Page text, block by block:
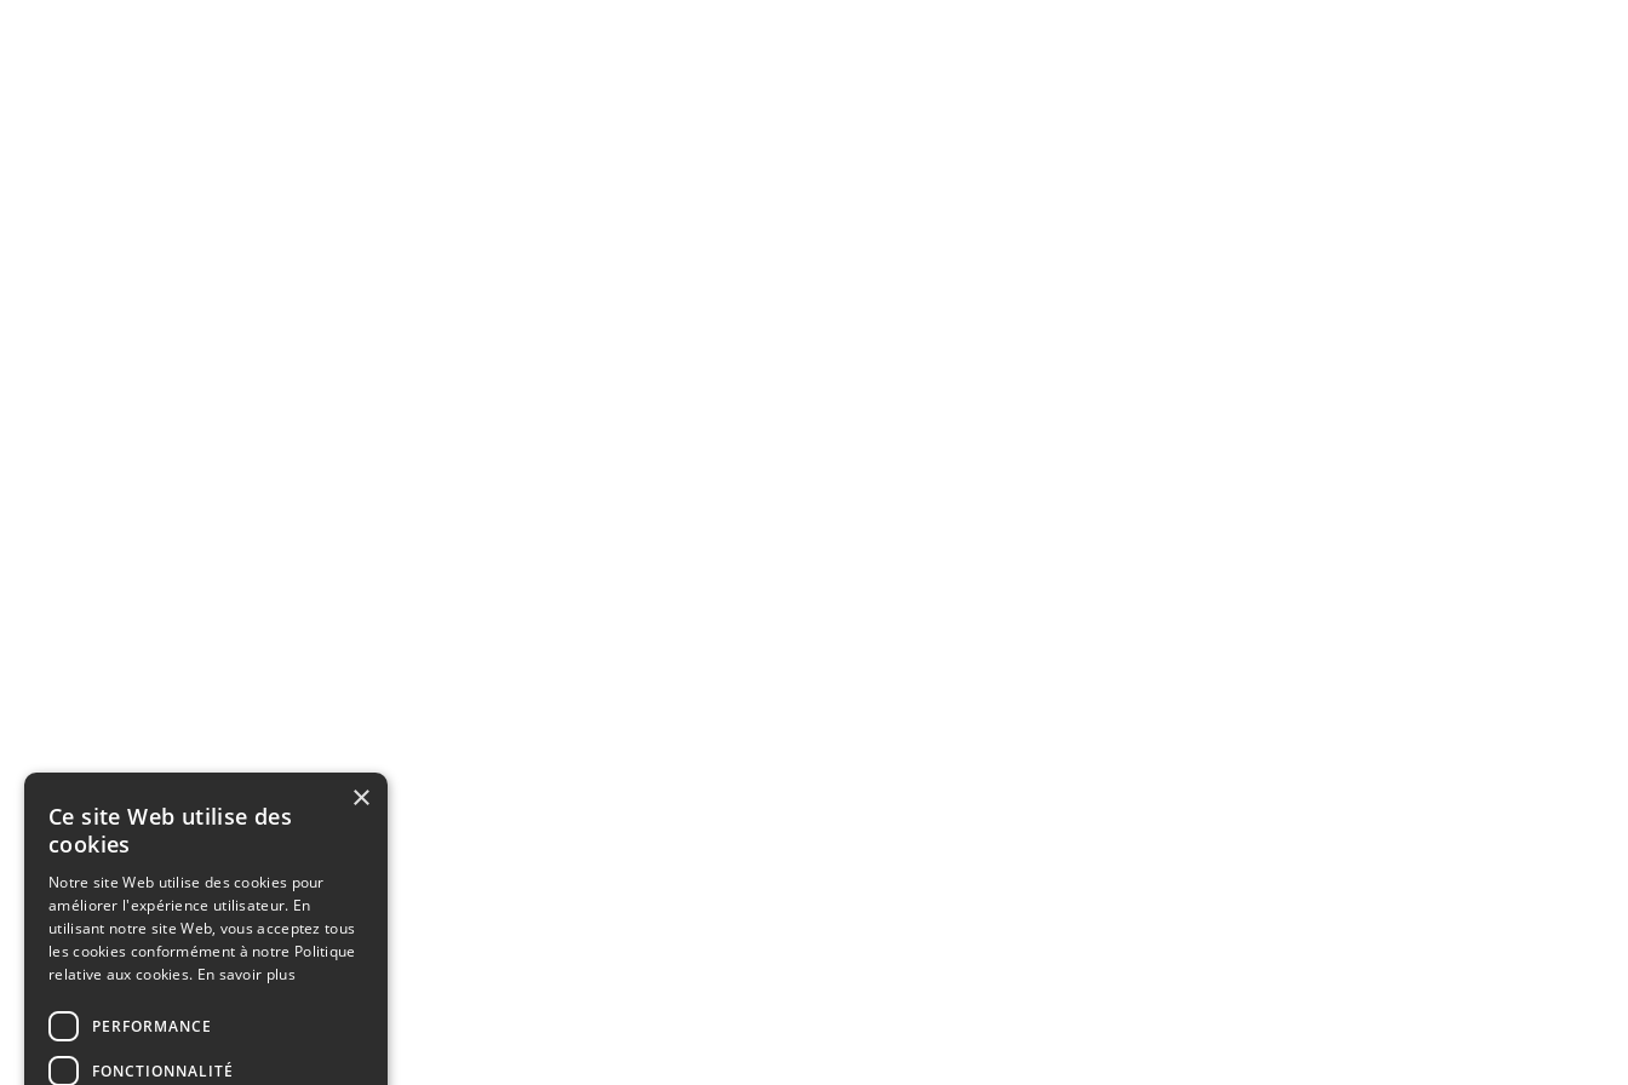
×
Ce site Web utilise des
cookies
Notre site Web utilise des cookies pour
améliorer l'expérience utilisateur. En
utilisant notre site Web, vous acceptez tous
les cookies conformément à notre Politique
relative aux cookies. En savoir plus
PERFORMANCE
FONCTIONNALITÉ